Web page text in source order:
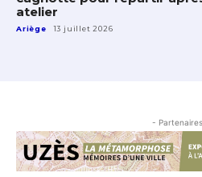
atelier
Ariège 13 juillet 2026
-